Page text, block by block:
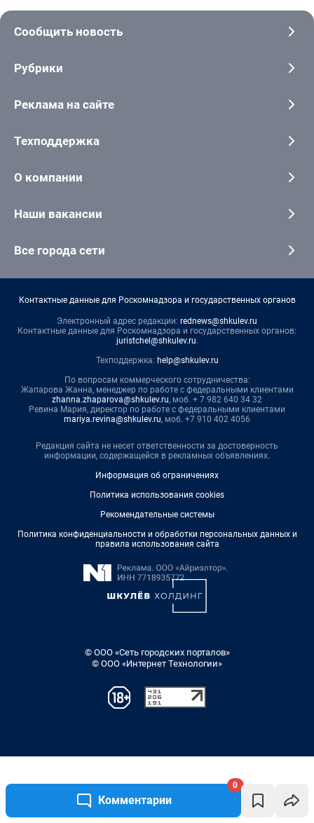
Комментарии
0
Сообщить новость
Рубрики
Реклама на сайте
Техподдержка
О компании
Наши вакансии
Все города сети
Контактные данные для Роскомнадзора и государственных органов
Электронный адрес редакции: rednews@shkulev.ru
Контактные данные для Роскомнадзора и государственных органов:
juristchel@shkulev.ru.
Техподдержка: help@shkulev.ru
По вопросам коммерческого сотрудничества:
Жапарова Жанна, менеджер по работе с федеральными клиентами
zhanna.zhaparova@shkulev.ru, моб. + 7 982 640 34 32
Ревина Мария, директор по работе с федеральными клиентами
mariya.revina@shkulev.ru, моб. +7 910 402 4056
Редакция сайта не несет ответственности за достоверность
информации, содержащейся в рекламных объявлениях.
Информация об ограничениях
Политика использования cookies
Рекомендательные системы
Политика конфиденциальности и обработки персональных данных и
правила использования сайта
© ООО «Сеть городских порталов»
© ООО «Интернет Технологии»